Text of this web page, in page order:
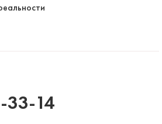
33-14